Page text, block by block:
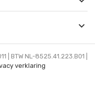

| BTW NL-8525.41.223.B01 |
verklaring